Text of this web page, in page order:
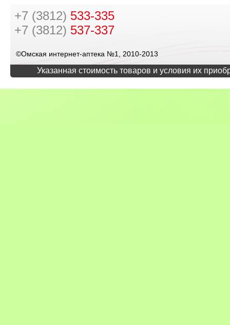
+7 (3812) 533-335
+7 (3812) 537-337
©Омская интернет-аптека №1, 2010-2013
Указанная стоимость товаров и условия их